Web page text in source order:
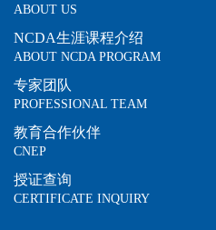
ABOUT US
NCDA生涯课程介绍
ABOUT NCDA PROGRAM
专家团队
PROFESSIONAL TEAM
教育合作伙伴
CNEP
授证查询
CERTIFICATE INQUIRY